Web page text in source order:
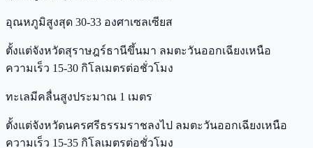
อุณหภูมิสูงสุด 30-33 องศาเซลเซียส
ตั้งแต่จังหวัดสุราษฎร์ธานีขึ้นมา ลมตะวันออกเฉียงเหนือ
ความเร็ว 15-30 กิโลเมตรต่อชั่วโมง
ทะเลมีคลื่นสูงประมาณ 1 เมตร
ตั้งแต่จังหวัดนครศรีธรรมราชลงไป ลมตะวันออกเฉียงเหนือ
ความเร็ว 15-35 กิโลเมตรต่อชั่วโมง